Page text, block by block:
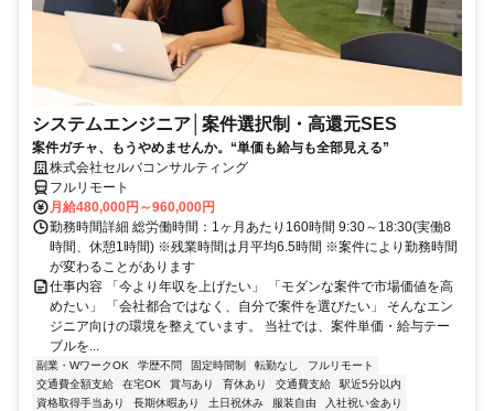
システムエンジニア│案件選択制・高還元SES
案件ガチャ、もうやめませんか。“単価も給与も全部見える”
株式会社セルバコンサルティング
フルリモート
月給480,000円～960,000円
勤務時間詳細 総労働時間：1ヶ月あたり160時間 9:30～18:30(実働8
時間、休憩1時間) ※残業時間は月平均6.5時間 ※案件により勤務時間
が変わることがあります
仕事内容 「今より年収を上げたい」 「モダンな案件で市場価値を高
めたい」 「会社都合ではなく、自分で案件を選びたい」 そんなエン
ジニア向けの環境を整えています。 当社では、案件単価・給与テー
ブルを...
副業・WワークOK 学歴不問 固定時間制 転勤なし
フルリモート
交通費全額支給
在宅OK 賞与あり 育休あり 交通費支給
駅近5分以内
資格取得手当あり
長期休暇あり 土日祝休み 服装自由 入社祝い金あり